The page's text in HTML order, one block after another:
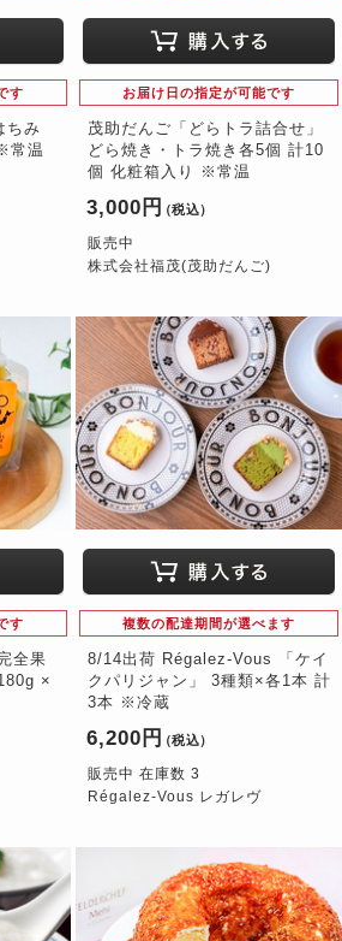
す
ちみ
常温
お届け日の指定が可能です
茂助だんご「どらトラ詰合せ」
どら焼き・トラ焼き各5個 計10
個 化粧箱入り ※常温
3,000円 （税込）
販売中
株式会社福茂(茂助だんご)
す
全果
×
複数の配達期間が選べます
8/14出荷 Régalez-Vous 「ケイ
クパリジャン」 3種類×各1本 計
3本 ※冷蔵
6,200円 （税込）
販売中 在庫数 3
Régalez-Vous レガレヴ